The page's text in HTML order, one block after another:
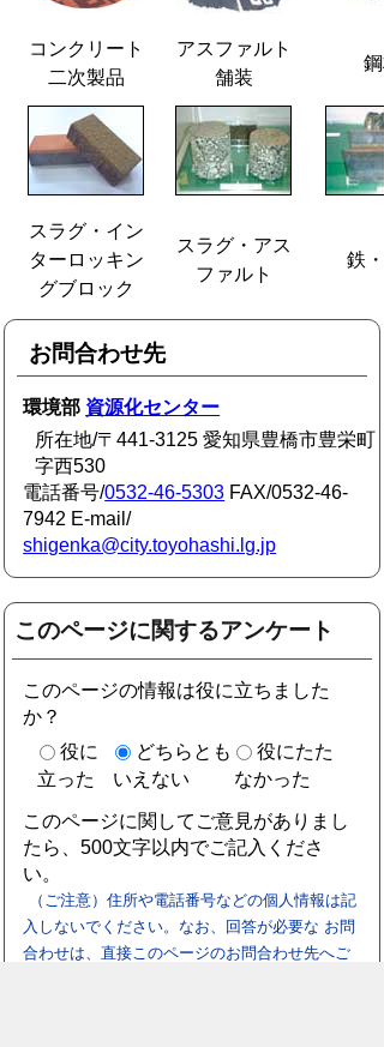
コンクリート
二次製品
アスファルト
舗装
鋼
スラグ・イン
ターロッキン
グブロック
スラグ・アス
ファルト
鉄・
お問合わせ先
環境部 資源化センター
所在地/〒441-3125 愛知県豊橋市豊栄町
字西530
電話番号/0532-46-5303 FAX/0532-46-
7942 E-mail/
shigenka@city.toyohashi.lg.jp
このページに関するアンケート
このページの情報は役に立ちました
か？
役に
立った
どちらとも
いえない
役にたた
なかった
このページに関してご意見がありまし
たら、500文字以内でご記入くださ
い。
（ご注意）住所や電話番号などの個人情報は記
入しないでください。なお、回答が必要な お問
合わせは、直接このページのお問合わせ先へご